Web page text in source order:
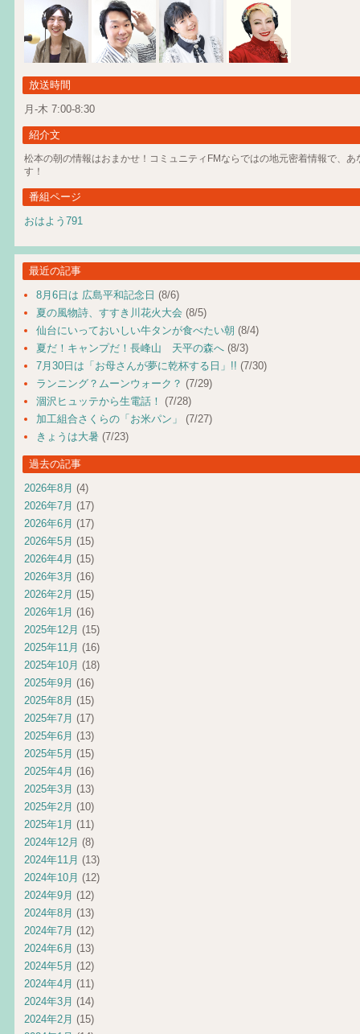
放送時間
月-木 7:00-8:30
紹介文
松本の朝の情報はおまかせ！コミュニティFMならではの地元密着情報で、あ
す！
番組ページ
おはよう791
最近の記事
8月6日は 広島平和記念日 (8/6)
夏の風物詩、すすき川花火大会 (8/5)
仙台にいっておいしい牛タンが食べたい朝 (8/4)
夏だ！キャンプだ！長峰山 天平の森へ (8/3)
7月30日は「お母さんが夢に乾杯する日」!! (7/30)
ランニング？ムーンウォーク？ (7/29)
涸沢ヒュッテから生電話！ (7/28)
加工組合さくらの「お米パン」
(7/27)
きょうは大暑 (7/23)
過去の記事
2026年8月 (4)
2026年7月 (17)
2026年6月 (17)
2026年5月 (15)
2026年4月 (15)
2026年3月 (16)
2026年2月 (15)
2026年1月 (16)
2025年12月 (15)
2025年11月 (16)
2025年10月 (18)
2025年9月 (16)
2025年8月 (15)
2025年7月 (17)
2025年6月 (13)
2025年5月 (15)
2025年4月 (16)
2025年3月 (13)
2025年2月 (10)
2025年1月 (11)
2024年12月 (8)
2024年11月 (13)
2024年10月 (12)
2024年9月 (12)
2024年8月 (13)
2024年7月 (12)
2024年6月 (13)
2024年5月 (12)
2024年4月 (11)
2024年3月 (14)
2024年2月 (15)